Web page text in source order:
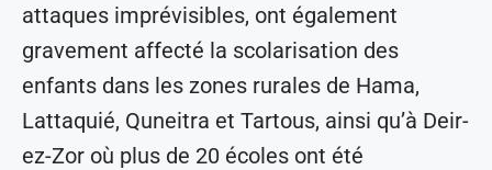
attaques imprévisibles, ont également
gravement affecté la scolarisation des
enfants dans les zones rurales de Hama,
Lattaquié, Quneitra et Tartous, ainsi qu’à Deir-
ez-Zor où plus de 20 écoles ont été